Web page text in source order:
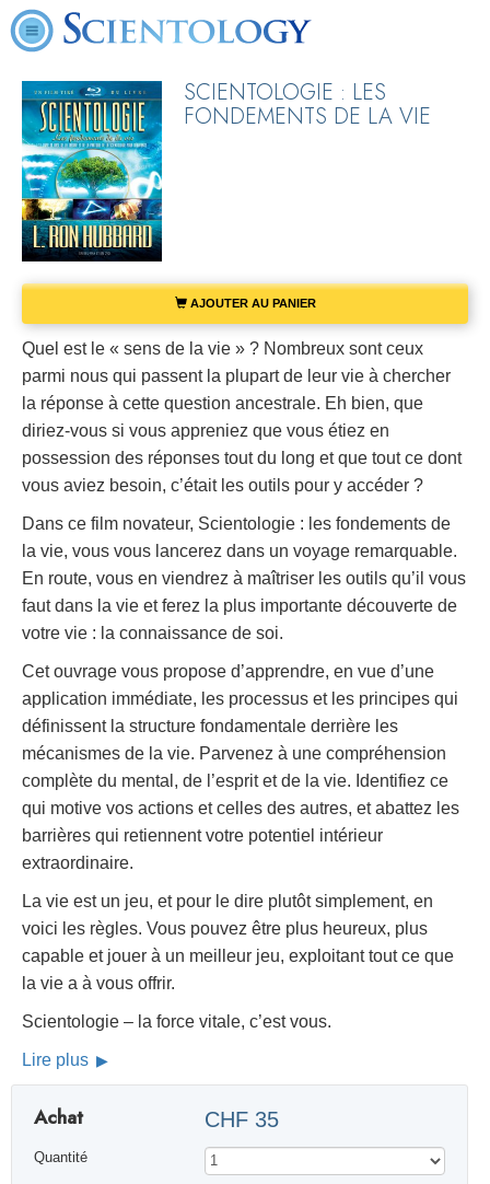
SCIENTOLOGIE : LES
FONDEMENTS DE LA VIE
AJOUTER AU PANIER
Quel est le « sens de la vie » ? Nombreux sont ceux
parmi nous qui passent la plupart de leur vie à chercher
la réponse à cette question ancestrale. Eh bien, que
diriez-vous si vous appreniez que vous étiez en
possession des réponses tout du long et que tout ce dont
vous aviez besoin, c’était les outils pour y accéder ?
Dans ce film novateur, Scientologie : les fondements de
la vie, vous vous lancerez dans un voyage remarquable.
En route, vous en viendrez à maîtriser les outils qu’il vous
faut dans la vie et ferez la plus importante découverte de
votre vie : la connaissance de soi.
Cet ouvrage vous propose d’apprendre, en vue d’une
application immédiate, les processus et les principes qui
définissent la structure fondamentale derrière les
mécanismes de la vie. Parvenez à une compréhension
complète du mental, de l’esprit et de la vie. Identifiez ce
qui motive vos actions et celles des autres, et abattez les
barrières qui retiennent votre potentiel intérieur
extraordinaire.
La vie est un jeu, et pour le dire plutôt simplement, en
voici les règles. Vous pouvez être plus heureux, plus
capable et jouer à un meilleur jeu, exploitant tout ce que
la vie a à vous offrir.
Scientologie – la force vitale, c’est vous.
Lire plus
Achat CHF 35
Quantité